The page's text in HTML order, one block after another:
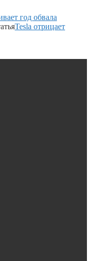
год обвала
Tesla отрицает